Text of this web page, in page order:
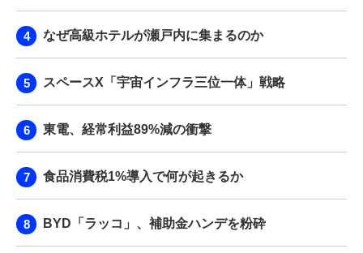
なぜ高級ホテルが瀬戸内に集まるのか
スペースX「宇宙インフラ三位一体」戦略
東電、経常利益89%減の衝撃
食品消費税1%導入で何が起きるか
BYD「ラッコ」、補助金ハンデを粉砕